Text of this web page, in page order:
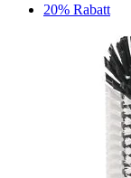
20% Rabatt